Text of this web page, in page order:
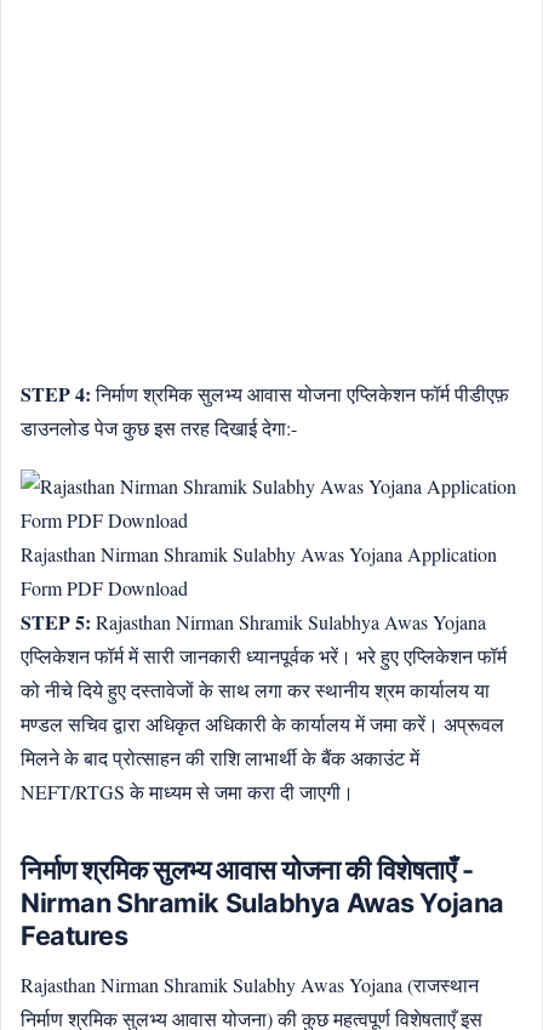
STEP 4:निर्माण श्रमिक सुलभ्य आवास योजना एप्लिकेशन फॉर्म पीडीएफ़
डाउनलोड पेज कुछ इस तरह दिखाई देगा:-
Rajasthan Nirman Shramik Sulabhy Awas Yojana Application
Form PDF Download
STEP 5: Rajasthan Nirman Shramik Sulabhya Awas Yojana
एप्लिकेशन फॉर्म में सारी जानकारी ध्यानपूर्वक भरें। भरे हुए एप्लिकेशन फॉर्म
को नीचे दिये हुए दस्तावेजों के साथ लगा कर स्थानीय श्रम कार्यालय या
मण्डल सचिव द्वारा अधिकृत अधिकारी के कार्यालय में जमा करें। अप्रूवल
मिलने के बाद प्रोत्साहन की राशि लाभार्थी के बैंक अकाउंट में
NEFT/RTGS के माध्यम से जमा करा दी जाएगी।
निर्माण श्रमिक सुलभ्य आवास योजना की विशेषताएँ -
Nirman Shramik Sulabhya Awas Yojana
Features
Rajasthan Nirman Shramik Sulabhy Awas Yojana (राजस्थान
निर्माण श्रमिक सुलभ्य आवास योजना) की कुछ महत्वपूर्ण विशेषताएँ इस